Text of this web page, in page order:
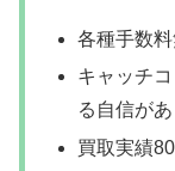
各種手数料
キャッチ
る自信があ
買取実績